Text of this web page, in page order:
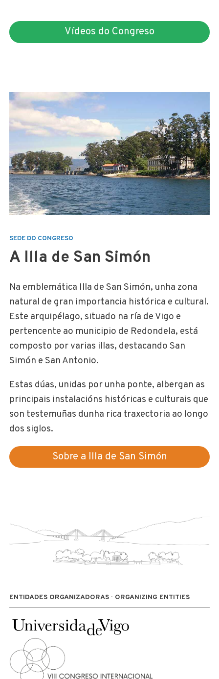
Vídeos do Congreso
SEDE DO CONGRESO
A Illa de San Simón
Na emblemática Illa de San Simón, unha zona
natural de gran importancia histórica e cultural.
Este arquipélago, situado na ría de Vigo e
pertencente ao municipio de Redondela, está
composto por varias illas, destacando San
Simón e San Antonio.
Estas dúas, unidas por unha ponte, albergan as
principais instalacións históricas e culturais que
son testemuñas dunha rica traxectoria ao longo
dos siglos.
Sobre a Illa de San Simón
ENTIDADES ORGANIZADORAS · ORGANIZING ENTITIES